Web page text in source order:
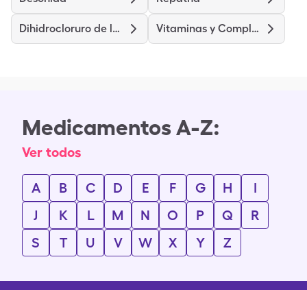
Dihidrocloruro de levocetirizina Vitaminas y Complejo B
Medicamentos A-Z:
Ver todos
A B C D E F G H
I
J
K L M N O P Q
R
S
T U V W X Y Z